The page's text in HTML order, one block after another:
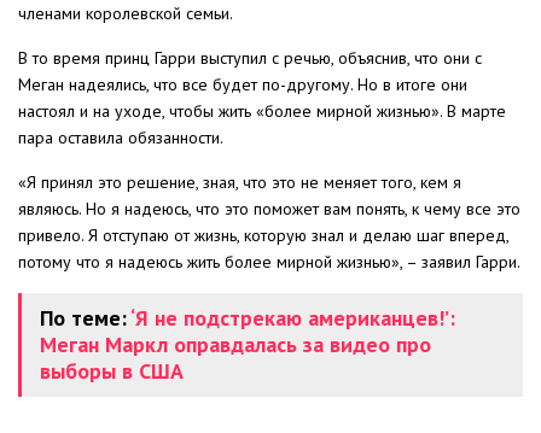
членами королевской семьи.
В то время принц Гарри выступил с речью, объяснив, что они с
Меган надеялись, что все будет по-другому. Но в итоге они
настоял и на уходе, чтобы жить «более мирной жизнью». В марте
пара оставила обязанности.
«Я принял это решение, зная, что это не меняет того, кем я
являюсь. Но я надеюсь, что это поможет вам понять, к чему все это
привело. Я отступаю от жизнь, которую знал и делаю шаг вперед,
потому что я надеюсь жить более мирной жизнью», – заявил Гарри.
По теме:‘Я не подстрекаю американцев!’:
Меган Маркл оправдалась за видео про
выборы в США